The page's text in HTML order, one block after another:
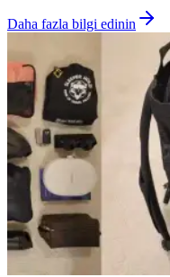
Daha fazla bilgi edinin